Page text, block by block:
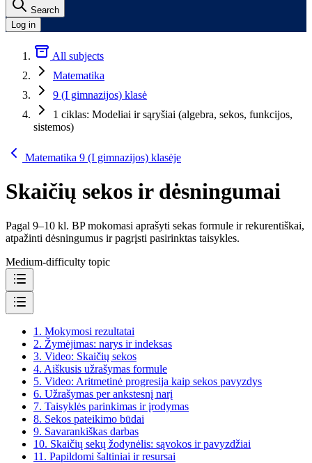
Search
Log in
All subjects
Matematika
9 (I gimnazijos) klasė
1 ciklas: Modeliai ir sąryšiai (algebra, sekos, funkcijos,
sistemos)
Matematika 9 (I gimnazijos) klasėje
Skaičių sekos ir dėsningumai
Pagal 9–10 kl. BP mokomasi aprašyti sekas formule ir rekurentiškai,
atpažinti dėsningumus ir pagrįsti pasirinktas taisykles.
Medium-difficulty topic
1. Mokymosi rezultatai
2. Žymėjimas: narys ir indeksas
3. Video: Skaičių sekos
4. Aiškusis užrašymas formule
5. Video: Aritmetinė progresija kaip sekos pavyzdys
6. Užrašymas per ankstesnį narį
7. Taisyklės parinkimas ir įrodymas
8. Sekos pateikimo būdai
9. Savarankiškas darbas
10. Skaičių sekų žodynėlis: sąvokos ir pavyzdžiai
11. Papildomi šaltiniai ir resursai